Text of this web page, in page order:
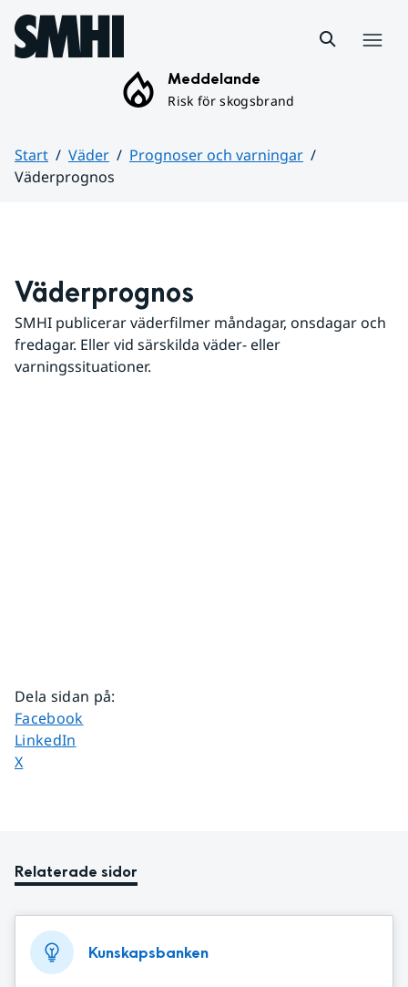
Hoppa till sidans innehåll
Meddelande
Risk för skogsbrand
Start Väder
Prognoser och varningar
Väderprognos
Väderprognos
SMHI publicerar väderfilmer måndagar, onsdagar och
fredagar. Eller vid särskilda väder- eller
varningssituationer.
Dela sidan på:
Dela sidan på
Facebook
Dela sidan på
LinkedIn
Dela sidan på
X
Relaterade sidor
Kunskapsbanken